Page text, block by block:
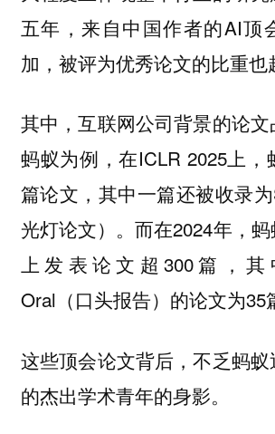
五年，来自中国作者的AI顶
加，被评为优秀论文的比重也
其中，互联网公司背景的论
蚂蚁为例，在ICLR 2025上，
篇论文，其中一篇还被收录
光灯论文）。而在2024年，
上发表论文超300篇，其
Oral（口头报告）的论文为35
这些顶会论文背后，不乏蚂
的杰出学术青年的身影。